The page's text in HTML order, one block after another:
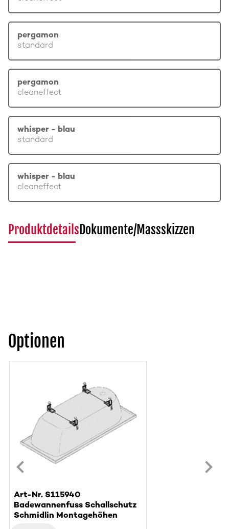
pergamon
standard
pergamon
cleaneffect
whisper - blau
standard
whisper - blau
cleaneffect
ProduktdetailsDokumente/Massskizzen
Optionen
Art-Nr. S115940
Badewannenfuss Schallschutz
Schmidlin Montagehöhen